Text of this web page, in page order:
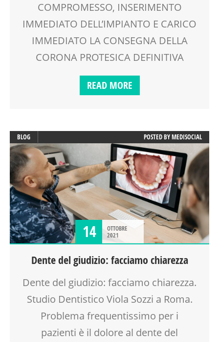
COMPROMESSO, INSERIMENTO
IMMEDIATO DELL’IMPIANTO E CARICO
IMMEDIATO LA CONSEGNA DELLA
CORONA PROTESICA DEFINITIVA
READ MORE
BLOG POSTED BYMEDISOCIAL
14
OTTOBRE
2021
Dente del giudizio: facciamo chiarezza
Dente del giudizio: facciamo chiarezza.
Studio Dentistico Viola Sozzi a Roma.
Problema frequentissimo per i
pazienti è il dolore al dente del